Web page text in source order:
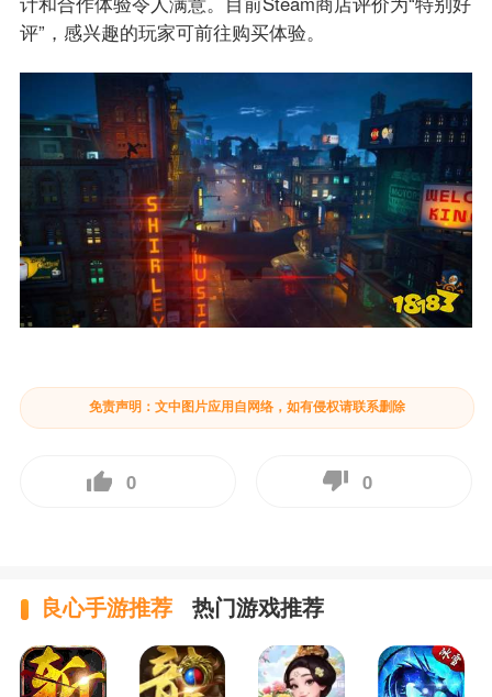
评”，感兴趣的玩家可前往购买体验。
免责声明：文中图片应用自网络，如有侵权请联系删除
0 0
良心手游推荐 热门游戏推荐